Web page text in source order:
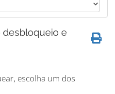
desbloqueio e
escolha um dos